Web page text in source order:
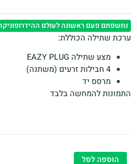
נחשפתם פעם ראשונה לעולם
ערכת שתילה הכוללת:
מצע שתילה EAZY PLUG
4 חבילות זרעים (משתנה)
מרסס יד
התמונות להמחשה בלבד
הוספה לסל